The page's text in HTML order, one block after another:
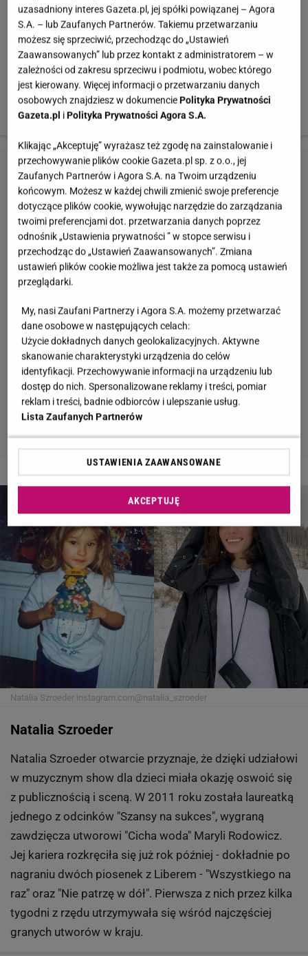
międzyczasie wzięła udział w "Idolu", jednak zakończyła
rywalizację na etapie grupowym. Współpracowała też z
Agnieszką Włodarczyk, Liberem czy Dominikiem
Grabowskim, jednak największą popularność zyskała w
2011 roku, wydając w solowy singiel "Małe Rzeczy".
Dziś jej single nuci cała Polska.
Natalia Szroeder instagram.com@natalia_szroeder
Natalia Szroeder
Natalia Szroeder otwarcie przyznaje, że dzięki udziałowi
w muzycznym show dla dzieci miała okazję oswoić się
z publicznością i sceną. W 2011 roku została laureatką
jednego z odcinków "Szansy na sukces", wygraną
zawdzięcza utworowi "Cicha woda" Maryli Rodowicz.
Jej kariera rozkręciła się już rok później - dokładnie po
nagraniu dwóch piosenek z Liberem - "Wszystkiego na
raz" oraz "Nie patrzę w dół". Pierwsza z nich przez kilka
tygodni z rzędu utrzymywała się wśród najczęściej
granych utworów w kraju.
uzasadniony interes Gazeta.pl, jej spółki powiązanej – Agora
S.A. – lub Zaufanych Partnerów. Takiemu przetwarzaniu
możesz się sprzeciwić, przechodząc do „Ustawień
Zaawansowanych” lub przez kontakt z administratorem – w
zależności od zakresu sprzeciwu i podmiotu, wobec którego
jest kierowany. Więcej informacji o przetwarzaniu danych
osobowych znajdziesz w dokumenciePolityka Prywatności
Gazeta.pl iPolityka Prywatności Agora S.A.
Klikając „Akceptuję” wyrażasz też zgodę na zainstalowanie i
przechowywanie plików cookie Gazeta.pl sp. z o.o., jej
Zaufanych Partnerów i Agora S.A. na Twoim urządzeniu
końcowym. Możesz w każdej chwili zmienić swoje preferencje
dotyczące plików cookie, wywołując narzędzie do zarządzania
twoimi preferencjami dot. przetwarzania danych poprzez
odnośnik „Ustawienia prywatności ” w stopce serwisu i
przechodząc do „Ustawień Zaawansowanych”. Zmiana
ustawień plików cookie możliwa jest także za pomocą ustawień
przeglądarki.
My, nasi Zaufani Partnerzy i Agora S.A. możemy przetwarzać
dane osobowe w następujących celach:
Użycie dokładnych danych geolokalizacyjnych. Aktywne
skanowanie charakterystyki urządzenia do celów
identyfikacji. Przechowywanie informacji na urządzeniu lub
dostęp do nich. Spersonalizowane reklamy i treści, pomiar
reklam i treści, badnie odbiorców i ulepszanie usług.
Lista Zaufanych Partnerów
USTAWIENIA ZAAWANSOWANE
AKCEPTUJĘ